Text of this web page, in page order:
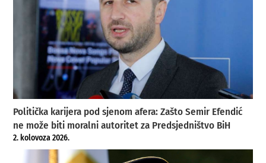
Politička karijera pod sjenom afera: Zašto Semir Efendić
ne može biti moralni autoritet za Predsjedništvo BiH
2. kolovoza 2026.